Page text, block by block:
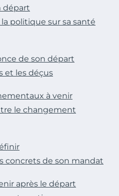
départ
la politique sur sa santé
de son départ
et les déçus
à venir
le changement
concrets de son mandat
après le départ